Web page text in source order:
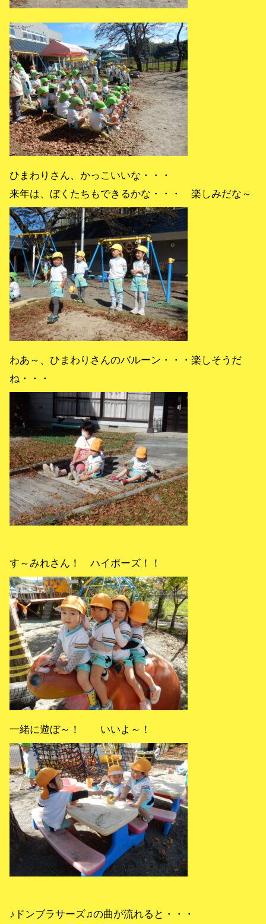
ひまわりさん、かっこいいな・・・
来年は、ぼくたちもできるかな・・・ 楽しみだな～
わあ～、ひまわりさんのバルーン・・・楽しそうだ
ね・・・
す～みれさん！ ハイポーズ！！
一緒に遊ぼ～！ いいよ～！
♪ドンブラサーズ♫の曲が流れると・・・